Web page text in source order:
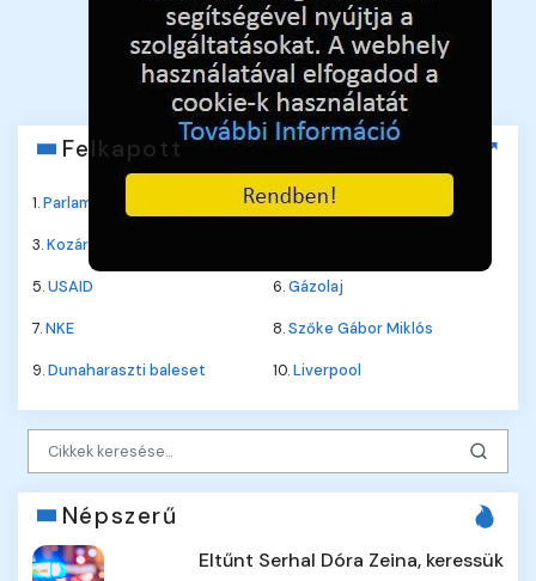
18472273-1-06 📋
Kattintson az adószámra a másoláshoz.)
Felkapott
1.Parlament 2.Jane Fonda
3.Kozármisleny
5.USAID 6.Gázolaj
7.NKE 8.Szőke Gábor Miklós
9.Dunaharaszti baleset 10.Liverpool
Népszerű
Eltűnt Serhal Dóra Zeina, keressük